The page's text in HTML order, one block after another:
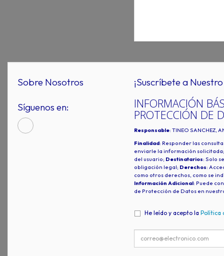
Sobre Nosotros
Síguenos en:
¡Suscríbete a
INFORMACIÓN
PROTECCIÓN DE
Responsable: TINEO SANCHEZ,
Finalidad: Responder las
enviarle la información
del usuario; Destinatarios: Solo
obligación legal; Derechos:
como otros derechos, como se
Información Adicional: Puede
de Protección de Datos en
He leído y acepto la Política